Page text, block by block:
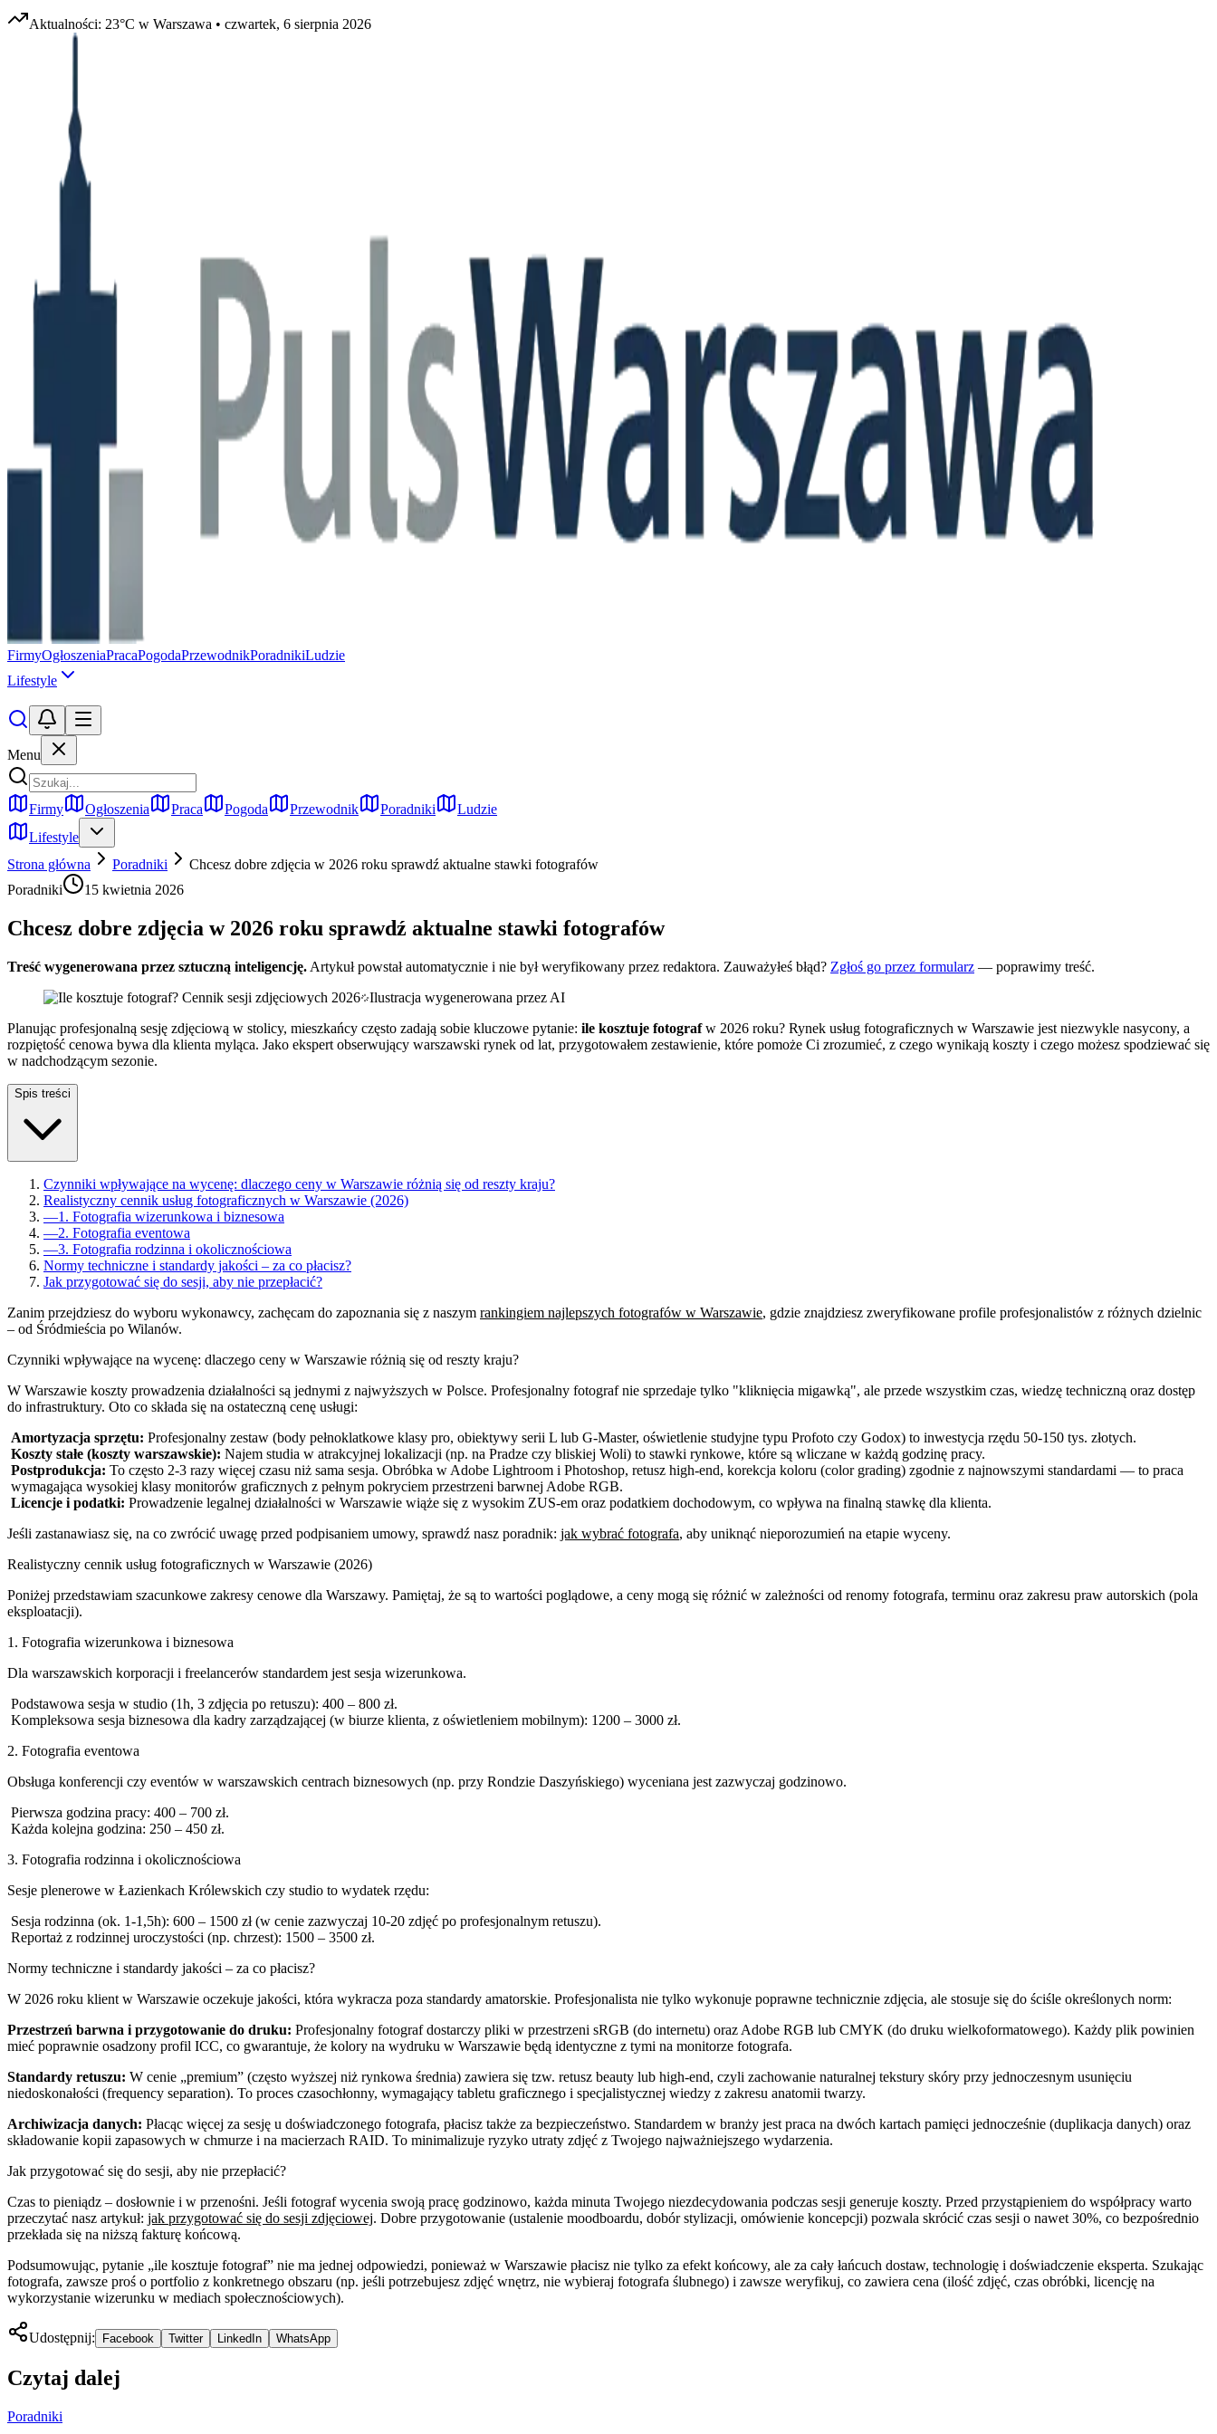
Aktualności: 23°C w Warszawa • czwartek, 6 sierpnia 2026
FirmyOgłoszeniaPracaPogodaPrzewodnikPoradnikiLudzie
Lifestyle
Menu
Firmy Ogłoszenia Praca Pogoda Przewodnik Poradniki
Ludzie
Lifestyle
Strona główna
Poradniki
Chcesz dobre zdjęcia w 2026 roku sprawdź aktualne stawki fotografów
Poradniki
15 kwietnia 2026
Chcesz dobre zdjęcia w 2026 roku sprawdź aktualne stawki fotografów
Treść wygenerowana przez sztuczną inteligencję. Artykuł powstał automatycznie i nie był weryfikowany przez redaktora. Zauważyłeś błąd? Zgłoś go przez formularz — poprawimy treść.
Ilustracja wygenerowana przez AI
Planując profesjonalną sesję zdjęciową w stolicy, mieszkańcy często zadają sobie kluczowe pytanie: ile kosztuje fotografw 2026 roku? Rynek usług fotograficznych w Warszawie jest niezwykle nasycony, a
rozpiętość cenowa bywa dla klienta myląca. Jako ekspert obserwujący warszawski rynek od lat, przygotowałem zestawienie, które pomoże Ci zrozumieć, z czego wynikają koszty i czego możesz spodziewać się
w nadchodzącym sezonie.
Spis treści
Czynniki wpływające na wycenę: dlaczego ceny w Warszawie różnią się od reszty kraju?
Realistyczny cennik usług fotograficznych w Warszawie (2026)
—1. Fotografia wizerunkowa i biznesowa
—2. Fotografia eventowa
—3. Fotografia rodzinna i okolicznościowa
Normy techniczne i standardy jakości – za co płacisz?
Jak przygotować się do sesji, aby nie przepłacić?
Zanim przejdziesz do wyboru wykonawcy, zachęcam do zapoznania się z naszym rankingiem najlepszych fotografów w Warszawie, gdzie znajdziesz zweryfikowane profile profesjonalistów z różnych dzielnic
– od Śródmieścia po Wilanów.
Czynniki wpływające na wycenę: dlaczego ceny w Warszawie różnią się od reszty kraju?
W Warszawie koszty prowadzenia działalności są jednymi z najwyższych w Polsce. Profesjonalny fotograf nie sprzedaje tylko "kliknięcia migawką", ale przede wszystkim czas, wiedzę techniczną oraz dostęp
do infrastruktury. Oto co składa się na ostateczną cenę usługi:
Amortyzacja sprzętu: Profesjonalny zestaw (body pełnoklatkowe klasy pro, obiektywy serii L lub G-Master, oświetlenie studyjne typu Profoto czy Godox) to inwestycja rzędu 50-150 tys. złotych.
Koszty stałe (koszty warszawskie): Najem studia w atrakcyjnej lokalizacji (np. na Pradze czy bliskiej Woli) to stawki rynkowe, które są wliczane w każdą godzinę pracy.
Postprodukcja: To często 2-3 razy więcej czasu niż sama sesja. Obróbka w Adobe Lightroom i Photoshop, retusz high-end, korekcja koloru (color grading) zgodnie z najnowszymi standardami — to praca
wymagająca wysokiej klasy monitorów graficznych z pełnym pokryciem przestrzeni barwnej Adobe RGB.
Licencje i podatki: Prowadzenie legalnej działalności w Warszawie wiąże się z wysokim ZUS-em oraz podatkiem dochodowym, co wpływa na finalną stawkę dla klienta.
Jeśli zastanawiasz się, na co zwrócić uwagę przed podpisaniem umowy, sprawdź nasz poradnik: jak wybrać fotografa, aby uniknąć nieporozumień na etapie wyceny.
Realistyczny cennik usług fotograficznych w Warszawie (2026)
Poniżej przedstawiam szacunkowe zakresy cenowe dla Warszawy. Pamiętaj, że są to wartości poglądowe, a ceny mogą się różnić w zależności od renomy fotografa, terminu oraz zakresu praw autorskich (pola
eksploatacji).
1. Fotografia wizerunkowa i biznesowa
Dla warszawskich korporacji i freelancerów standardem jest sesja wizerunkowa.
Podstawowa sesja w studio (1h, 3 zdjęcia po retuszu): 400 – 800 zł.
Kompleksowa sesja biznesowa dla kadry zarządzającej (w biurze klienta, z oświetleniem mobilnym): 1200 – 3000 zł.
2. Fotografia eventowa
Obsługa konferencji czy eventów w warszawskich centrach biznesowych (np. przy Rondzie Daszyńskiego) wyceniana jest zazwyczaj godzinowo.
Pierwsza godzina pracy: 400 – 700 zł.
Każda kolejna godzina: 250 – 450 zł.
3. Fotografia rodzinna i okolicznościowa
Sesje plenerowe w Łazienkach Królewskich czy studio to wydatek rzędu:
Sesja rodzinna (ok. 1-1,5h): 600 – 1500 zł (w cenie zazwyczaj 10-20 zdjęć po profesjonalnym retuszu).
Reportaż z rodzinnej uroczystości (np. chrzest): 1500 – 3500 zł.
Normy techniczne i standardy jakości – za co płacisz?
W 2026 roku klient w Warszawie oczekuje jakości, która wykracza poza standardy amatorskie. Profesjonalista nie tylko wykonuje poprawne technicznie zdjęcia, ale stosuje się do ściśle określonych norm:
Przestrzeń barwna i przygotowanie do druku: Profesjonalny fotograf dostarczy pliki w przestrzeni sRGB (do internetu) oraz Adobe RGB lub CMYK (do druku wielkoformatowego). Każdy plik powinien
mieć poprawnie osadzony profil ICC, co gwarantuje, że kolory na wydruku w Warszawie będą identyczne z tymi na monitorze fotografa.
Standardy retuszu: W cenie „premium” (często wyższej niż rynkowa średnia) zawiera się tzw. retusz beauty lub high-end, czyli zachowanie naturalnej tekstury skóry przy jednoczesnym usunięciu
niedoskonałości (frequency separation). To proces czasochłonny, wymagający tabletu graficznego i specjalistycznej wiedzy z zakresu anatomii twarzy.
Archiwizacja danych: Płacąc więcej za sesję u doświadczonego fotografa, płacisz także za bezpieczeństwo. Standardem w branży jest praca na dwóch kartach pamięci jednocześnie (duplikacja danych) oraz
składowanie kopii zapasowych w chmurze i na macierzach RAID. To minimalizuje ryzyko utraty zdjęć z Twojego najważniejszego wydarzenia.
Jak przygotować się do sesji, aby nie przepłacić?
Czas to pieniądz – dosłownie i w przenośni. Jeśli fotograf wycenia swoją pracę godzinowo, każda minuta Twojego niezdecydowania podczas sesji generuje koszty. Przed przystąpieniem do współpracy warto
przeczytać nasz artykuł: jak przygotować się do sesji zdjęciowej. Dobre przygotowanie (ustalenie moodboardu, dobór stylizacji, omówienie koncepcji) pozwala skrócić czas sesji o nawet 30%, co bezpośrednio
przekłada się na niższą fakturę końcową.
Podsumowując, pytanie „ile kosztuje fotograf” nie ma jednej odpowiedzi, ponieważ w Warszawie płacisz nie tylko za efekt końcowy, ale za cały łańcuch dostaw, technologię i doświadczenie eksperta. Szukając
fotografa, zawsze proś o portfolio z konkretnego obszaru (np. jeśli potrzebujesz zdjęć wnętrz, nie wybieraj fotografa ślubnego) i zawsze weryfikuj, co zawiera cena (ilość zdjęć, czas obróbki, licencję na
wykorzystanie wizerunku w mediach społecznościowych).
Udostępnij: Facebook Twitter LinkedIn WhatsApp
Czytaj dalej
Poradniki